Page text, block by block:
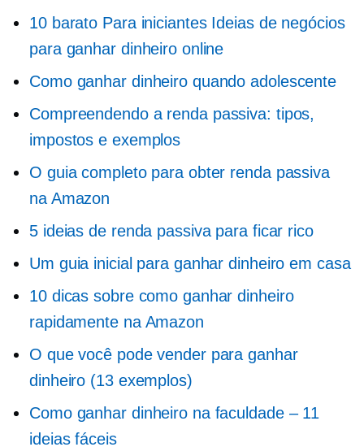
10 barato Para iniciantesIdeias de negócios
para ganhar dinheiro online
Como ganhar dinheiro quando adolescente
Compreendendo a renda passiva: tipos,
impostos e exemplos
O guia completo para obter renda passiva
na Amazon
5 ideias de renda passiva para ficar rico
Um guia inicial para ganhar dinheiro em casa
10 dicas sobre como ganhar dinheiro
rapidamente na Amazon
O que você pode vender para ganhar
dinheiro (13 exemplos)
Como ganhar dinheiro na faculdade – 11
ideias fáceis